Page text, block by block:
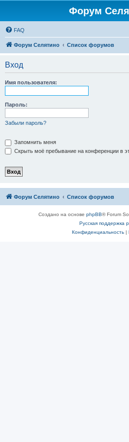
Форум
FAQ
Форум Селятино Список форумов
Вход
Имя пользователя:
Пароль:
Забыли пароль?
Запомнить меня
Скрыть моё пребывание на конференции в
Форум Селятино Список форумов
Создано на основе phpBB® Forum
Русская поддержка
Конфиденциальность|